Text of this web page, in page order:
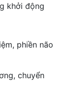
khởi động
phiền não
chuyển